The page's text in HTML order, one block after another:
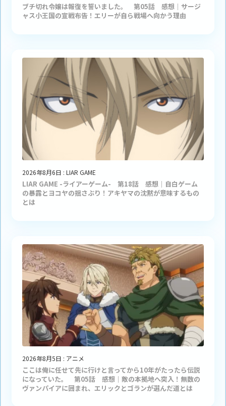
ブチ切れ令嬢は報復を誓いました。 第05話 感想｜サージ
ャス小王国の宣戦布告！エリーが自ら戦場へ向かう理由
2026年8月6日 : LIAR GAME
LIAR GAME -ライアーゲーム- 第18話 感想｜自白ゲーム
の暴露とヨコヤの揺さぶり！アキヤマの沈黙が意味するもの
とは
2026年8月5日 : アニメ
ここは俺に任せて先に行けと言ってから10年がたったら伝説
になっていた。 第05話 感想｜敵の本拠地へ突入！無数の
ヴァンパイアに囲まれ、エリックとゴランが選んだ道とは